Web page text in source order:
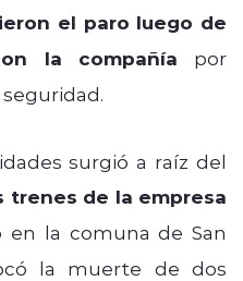
el paro luego de
la compañía por
surgió a raíz del
de la empresa
la comuna de San
la muerte de dos